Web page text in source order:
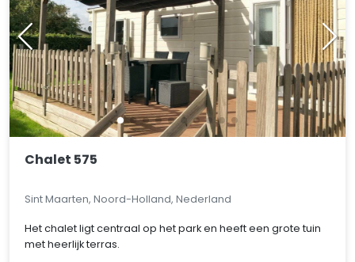
Chalet 575
Sint Maarten, Noord-Holland, Nederland
Het chalet ligt centraal op het park en heeft een grote tuin
met heerlijk terras.